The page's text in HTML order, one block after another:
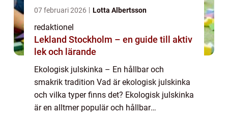
07 februari 2026 Lotta Albertsson
redaktionel
Lekland Stockholm – en guide till aktiv
lek och lärande
Ekologisk julskinka – En hållbar och
smakrik tradition Vad är ekologisk julskinka
och vilka typer finns det? Ekologisk julskinka
är en alltmer populär och hållbar